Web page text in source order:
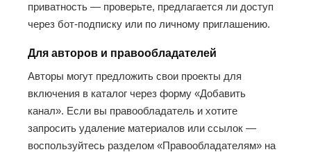
приватность — проверьте, предлагается ли доступ
через бот-подписку или по личному приглашению.
Для авторов и правообладателей
Авторы могут предложить свои проекты для
включения в каталог через форму «Добавить
канал». Если вы правообладатель и хотите
запросить удаление материалов или ссылок —
воспользуйтесь разделом «Правообладателям» на